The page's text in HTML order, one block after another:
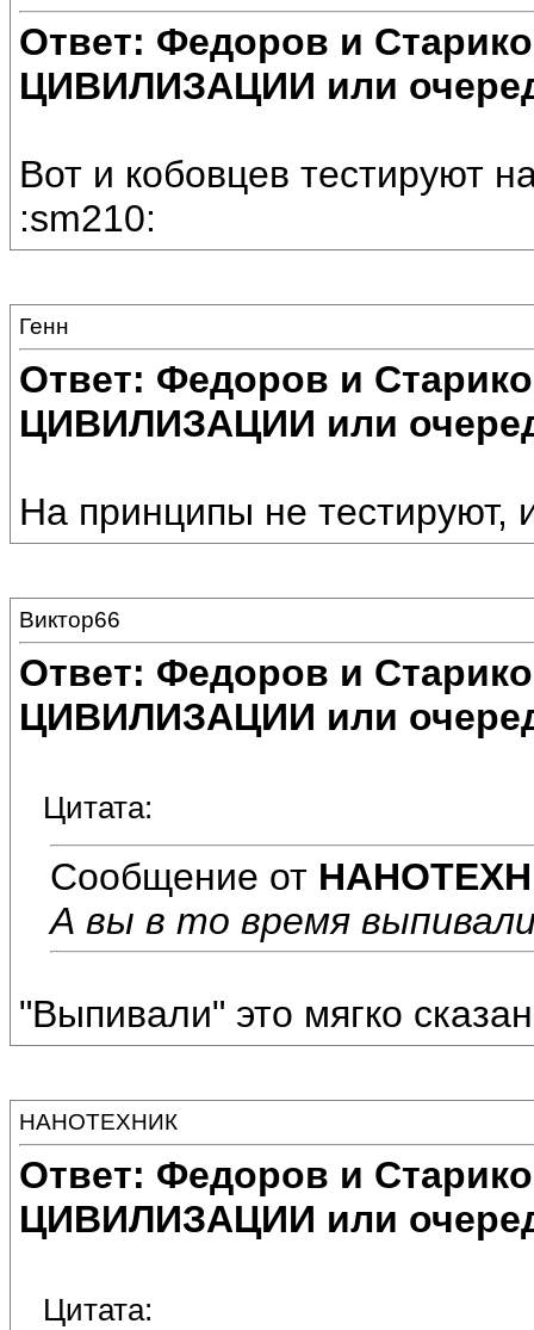
Ответ: Федоров и
ЦИВИЛИЗАЦИИ или
Вот и кобовцев тестируют
:sm210:
Генн
Ответ: Федоров и
ЦИВИЛИЗАЦИИ или
На принципы не тестируют,
Виктор66
Ответ: Федоров и
ЦИВИЛИЗАЦИИ или
Цитата:
Сообщение от
А вы в то время
"Выпивали" это мягко
НАНОТЕХНИК
Ответ: Федоров и
ЦИВИЛИЗАЦИИ или
Цитата: